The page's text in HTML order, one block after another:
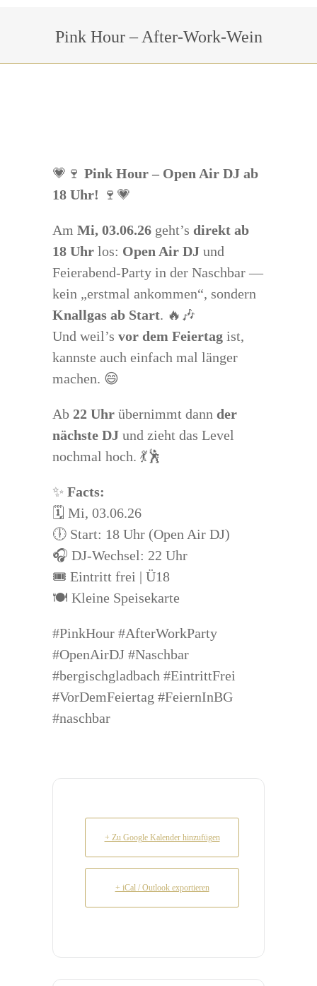
Sie befinden sich hier:
Pink Hour – After-Work-Wein
💗🍷 Pink Hour – Open Air DJ ab
18 Uhr! 🍷💗
Am Mi, 03.06.26 geht’s direkt ab
18 Uhr los: Open Air DJ und
Feierabend-Party in der Naschbar —
kein „erstmal ankommen“, sondern
Knallgas ab Start. 🔥🎶
Und weil’s vor dem Feiertag ist,
kannste auch einfach mal länger
machen. 😄
Ab 22 Uhr übernimmt dann der
nächste DJ und zieht das Level
nochmal hoch. 💃🕺
✨ Facts:
🗓️ Mi, 03.06.26
🕕 Start: 18 Uhr (Open Air DJ)
🎧 DJ-Wechsel: 22 Uhr
🎟️ Eintritt frei | Ü18
🍽️ Kleine Speisekarte
#PinkHour #AfterWorkParty
#OpenAirDJ #Naschbar
#bergischgladbach #EintrittFrei
#VorDemFeiertag #FeiernInBG
#naschbar
+ Zu Google Kalender hinzufügen
+ iCal / Outlook exportieren